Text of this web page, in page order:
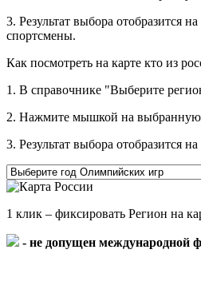
3. Результат выбора
спортсмены.
Как посмотреть на карте кто из
1. В справочнике "Выберите
2. Нажмите мышкой на выбранную
3. Результат выбора отобразится
1 клик – фиксировать Регион на
- не допущен международной